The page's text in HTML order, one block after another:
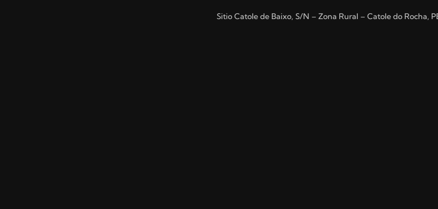
Sitio Catole de Baixo, S/N – Zona Rural – Catole do Rocha,